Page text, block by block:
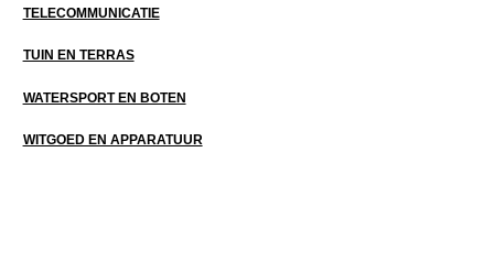
TELECOMMUNICATIE
TUIN EN TERRAS
WATERSPORT EN BOTEN
WITGOED EN APPARATUUR